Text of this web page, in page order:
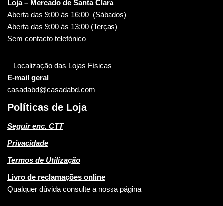
Loja – Mercado de Santa Clara
Aberta das 9:00 às 16:00 (Sábados)
Aberta das 9:00 às 13:00 (Terças)
Sem contacto telefónico
–Localização das Lojas Físicas
E-mail geral
casadabd@casadabd.com
Políticas de Loja
Seguir enc. CTT
Privacidade
Termos de Utilização
Livro de reclamações online
Qualquer dúvida consulte a nossa página